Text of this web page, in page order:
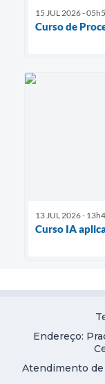
15 JUL 2026 -
Curso de
13 JUL 2026 -
Curso IA
Endereço:
Atendimento de